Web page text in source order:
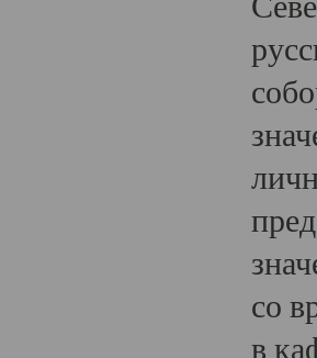
со
в